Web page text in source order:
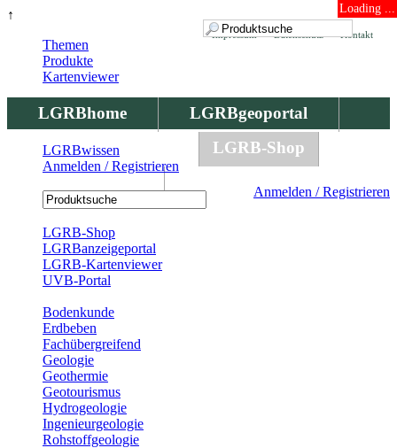
↑ Loading ...
Kontakt
Datenschutz
Impressum
LGRBhome
LGRBgeoportal
LGRBbohrungen
LGRB-Shop
Anmelden / Registrieren
Themen
Produkte
Kartenviewer
LGRBwissen
Anmelden / Registrieren
LGRB-Shop
LGRBanzeigeportal
LGRB-Kartenviewer
UVB-Portal
Bodenkunde
Erdbeben
Fachübergreifend
Geologie
Geothermie
Geotourismus
Hydrogeologie
Ingenieurgeologie
Rohstoffgeologie